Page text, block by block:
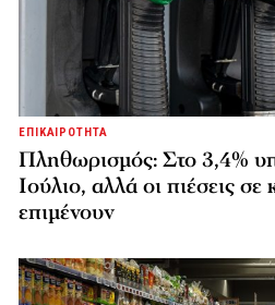
ΕΠΙΚΑΙΡΟΤΗΤΑ
Πληθωρισμός: Στο 3,4%
Ιούλιο, αλλά οι πιέσεις
επιμένουν